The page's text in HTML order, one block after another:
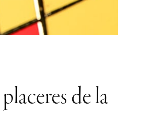
de la